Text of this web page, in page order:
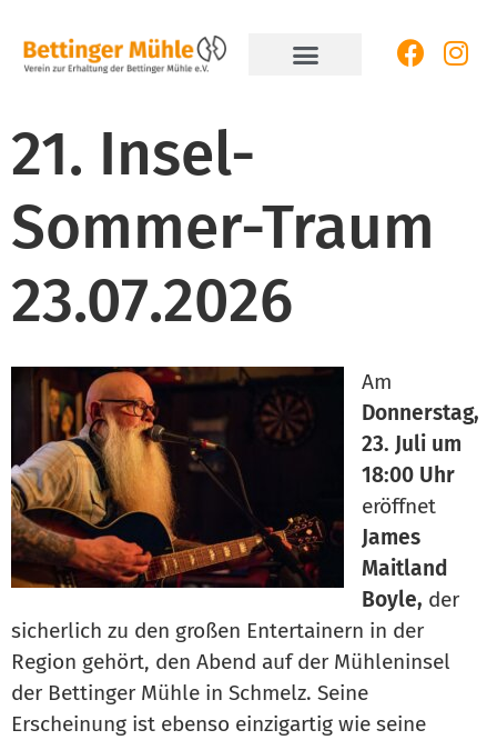
21. Insel-
Sommer-Traum
23.07.2026
Am
Donnerstag,
23. Juli um
18:00 Uhr
eröffnet
James
Maitland
Boyle, der
sicherlich zu den großen Entertainern in der
Region gehört, den Abend auf der Mühleninsel
der Bettinger Mühle in Schmelz. Seine
Erscheinung ist ebenso einzigartig wie seine